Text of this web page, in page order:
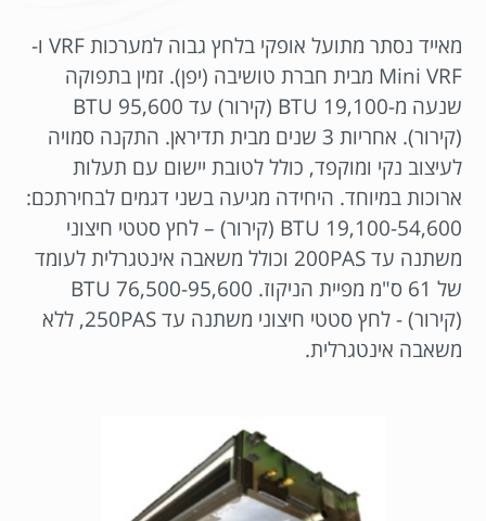
מאייד נסתר מתועל אופקי בלחץ גבוה למערכות VRF ו-
Mini VRF מבית חברת טושיבה (יפן). זמין בתפוקה
שנעה מ-19,100 BTU (קירור) עד 95,600 BTU
(קירור). אחריות 3 שנים מבית תדיראן. התקנה סמויה
לעיצוב נקי ומוקפד, כולל לטובת יישום עם תעלות
ארוכות במיוחד. היחידה מגיעה בשני דגמים לבחירתכם:
19,100-54,600 BTU (קירור) – לחץ סטטי חיצוני
משתנה עד 200PAS וכולל משאבה אינטגרלית לעומד
של 61 ס"מ מפיית הניקוז. 76,500-95,600 BTU
(קירור) - לחץ סטטי חיצוני משתנה עד 250PAS, ללא
משאבה אינטגרלית.